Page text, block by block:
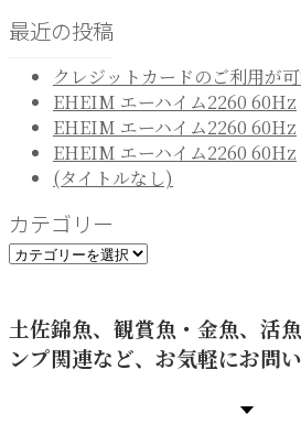
最近の投稿
クレジットカードのご利用が可
EHEIM エーハイム2260 60Hz
EHEIM エーハイム2260 60Hz
EHEIM エーハイム2260 60Hz
(タイトルなし)
カテゴリー
カ
リ
ー
土佐錦魚、観賞魚・金魚、活
ンプ関連など、お気軽にお問